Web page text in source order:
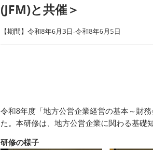
(JFM)と共催＞
【期間】令和8年6月3日-令和8年6月5日
令和8年度「地方公営企業経営の基本～財
た。本研修は、地方公営企業に関わる基礎
研修の様子